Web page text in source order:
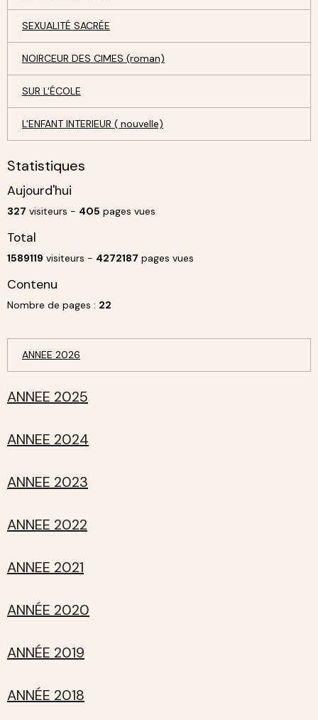
SEXUALITÉ SACRÉE
NOIRCEUR DES CIMES (roman)
SUR L'ÉCOLE
L'ENFANT INTERIEUR ( nouvelle)
Statistiques
Aujourd'hui
327 visiteurs - 405 pages vues
Total
1589119 visiteurs - 4272187 pages vues
Contenu
Nombre de pages : 22
ANNEE 2026
ANNEE 2025
ANNEE 2024
ANNEE 2023
ANNEE 2022
ANNEE 2021
ANNÉE 2020
ANNÉE 2019
ANNÉE 2018